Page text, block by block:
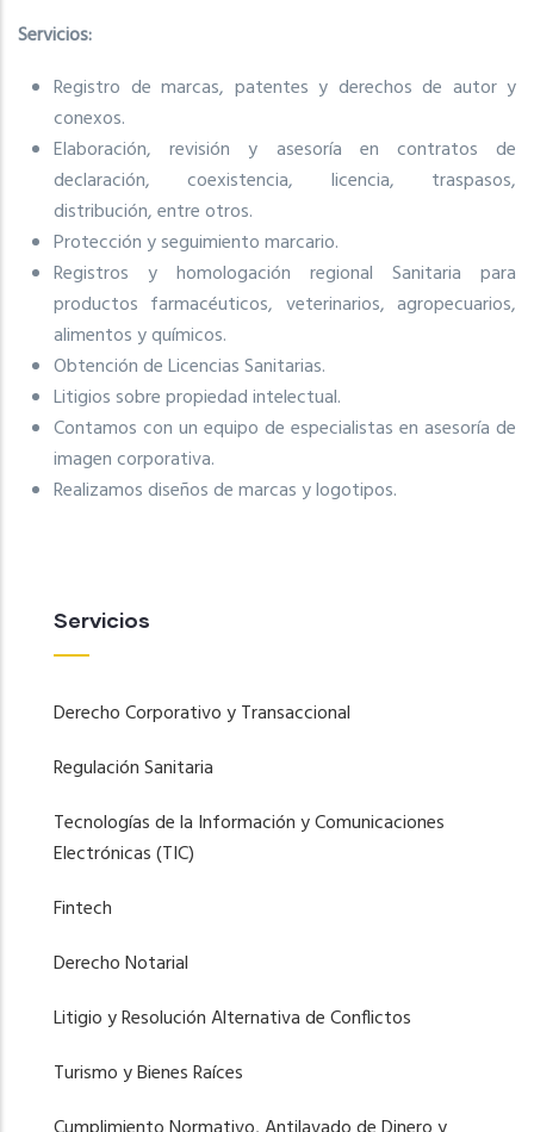
Servicios:
Registro de marcas, patentes y derechos de autor y
conexos.
Elaboración, revisión y asesoría en contratos de
declaración, coexistencia, licencia, traspasos,
distribución, entre otros.
Protección y seguimiento marcario.
Registros y homologación regional Sanitaria para
productos farmacéuticos, veterinarios, agropecuarios,
alimentos y químicos.
Obtención de Licencias Sanitarias.
Litigios sobre propiedad intelectual.
Contamos con un equipo de especialistas en asesoría de
imagen corporativa.
Realizamos diseños de marcas y logotipos.
Servicios
Derecho Corporativo y Transaccional
Regulación Sanitaria
Tecnologías de la Información y Comunicaciones
Electrónicas (TIC)
Fintech
Derecho Notarial
Litigio y Resolución Alternativa de Conflictos
Turismo y Bienes Raíces